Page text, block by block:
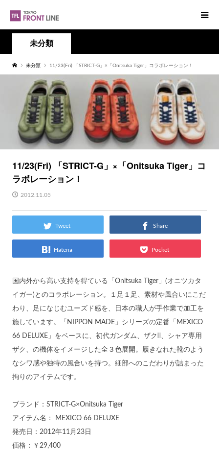
未分類
未分類 11/23(Fri) 「STRICT-G」×「Onitsuka Tiger」コラボレーション！
11/23(Fri) 「STRICT-G」×「Onitsuka Tiger」コ
ラボレーション！
2012.11.05
Tweet Share
Hatena Pocket
国内外から高い支持を得ている「Onitsuka Tiger」(オニツカタ
イガー)とのコラボレーション。１足１足、素材や風合いにこだ
わり、足になじむユーズド感を、日本の職人が手作業で加工を
施しています。
「NIPPON MADE」シリーズの定番「MEXICO
66 DELUXE」をベースに、初代ガンダム、ザクⅡ、シャア専用
ザク、の機体をイメージした全３色展開。履きなれた靴のよう
なシワ感や独特の風合いを持つ。細部へのこだわりが詰まった
拘りのアイテムです。
ブランド：STRICT-G×Onitsuka Tiger
アイテム名： MEXICO 66 DELUXE
発売日：2012年11月23日
価格：￥29,400